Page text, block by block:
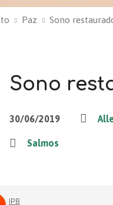
Paz Sono
Sono
30/06/2019
Salmos